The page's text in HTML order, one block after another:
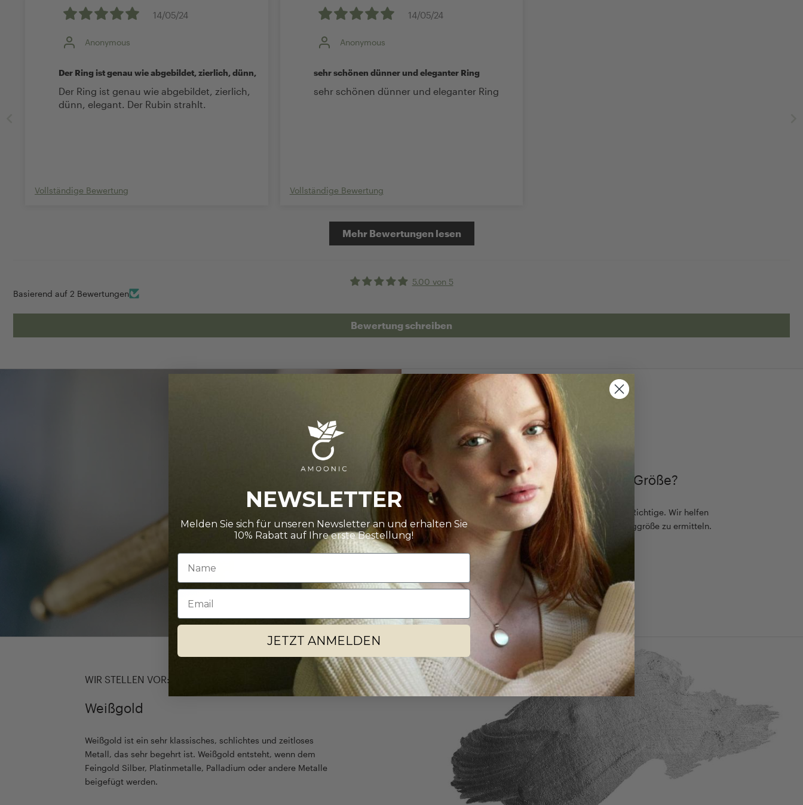
14/05/24
Anonymous
Der Ring ist genau wie abgebildet, zierlich, dünn,
Der Ring ist genau wie abgebildet, zierlich,
dünn, elegant. Der Rubin strahlt.
Vollständige Bewertung
14/05/24
Anonymous
sehr schönen dünner und eleganter Ring
sehr schönen dünner und eleganter Ring
Vollständige Bewertung
Mehr Bewertungen lesen
5.00 von 5
Basierend auf 2 Bewertungen
Bewertung schreiben
RINGRÖSSE BESTIMMEN
Wie finde ich die passende Größe?
Die Auswahl ist groß, aber es gibt nur eine Richtige. Wir helfen
Ihnen dabei ganz einfach die passende Ringgröße zu ermitteln.
Weiter zu unserem Ringgrößen - Guide
WIR STELLEN VOR:
Weißgold
Weißgold ist ein sehr klassisches, schlichtes und zeitloses
Metall, das sehr begehrt ist. Weißgold entsteht, wenn dem
Feingold Silber, Platinmetalle, Palladium oder andere Metalle
beigefügt werden.
NEWSLETTER
Melden Sie sich für unseren Newsletter an und erhalten Sie
10% Rabatt auf Ihre erste Bestellung!
Email
JETZT ANMELDEN